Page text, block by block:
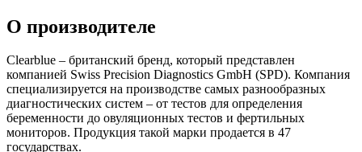
О производителе
Clearblue – британский бренд, который представлен
компанией Swiss Precision Diagnostics GmbH (SPD). Компания
специализируется на производстве самых разнообразных
диагностических систем – от тестов для определения
беременности до овуляционных тестов и фертильных
мониторов. Продукция такой марки продается в 47
государствах.